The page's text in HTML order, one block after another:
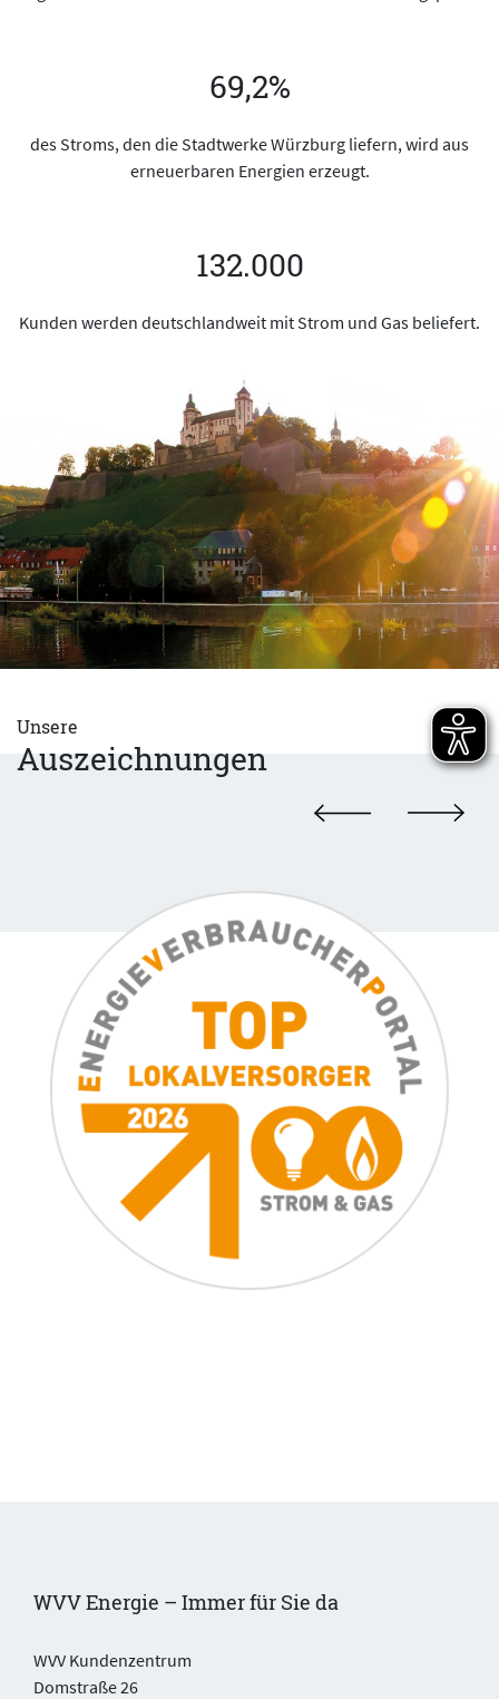
69,2%
des Stroms, den die Stadtwerke Würzburg liefern, wird aus
erneuerbaren Energien erzeugt.
132.000
Kunden werden deutschlandweit mit Strom und Gas beliefert.
Unsere
Auszeichnungen
WVV Energie – Immer für Sie da
WVV Kundenzentrum
Domstraße 26